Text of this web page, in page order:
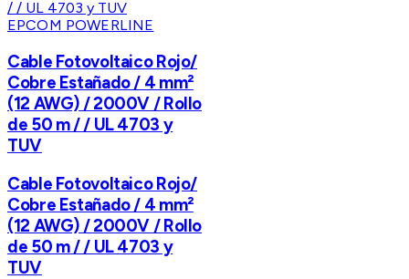
EPCOM POWERLINE
Cable Fotovoltaico Rojo/
Cobre Estañado / 4 mm²
(12 AWG) / 2000V / Rollo
de 50 m / / UL 4703 y
TUV
Cable Fotovoltaico Rojo/
Cobre Estañado / 4 mm²
(12 AWG) / 2000V / Rollo
de 50 m / / UL 4703 y
TUV